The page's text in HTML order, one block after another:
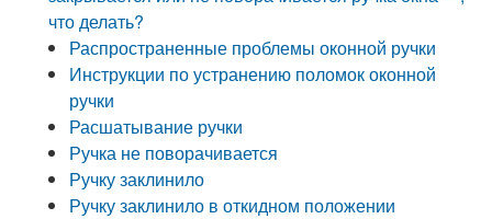
что делать?
Распространенные проблемы оконной ручки
Инструкции по устранению поломок оконной
ручки
Расшатывание ручки
Ручка не поворачивается
Ручку заклинило
Ручку заклинило в откидном положении